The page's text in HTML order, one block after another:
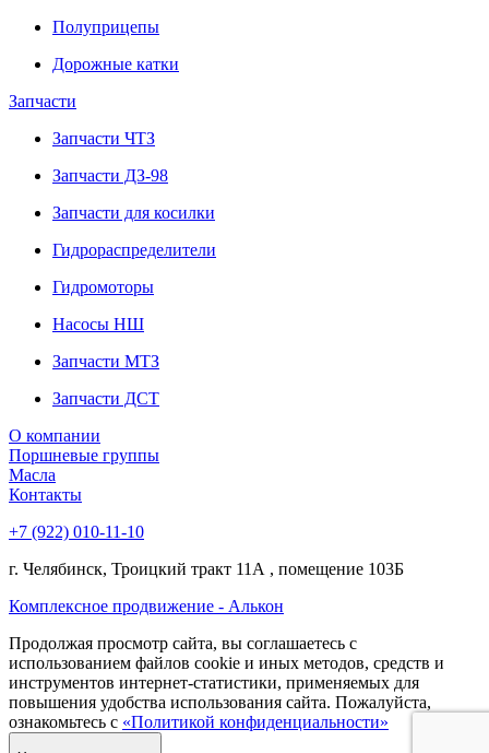
Полуприцепы
Дорожные катки
Запчасти
Запчасти ЧТЗ
Запчасти ДЗ-98
Запчасти для косилки
Гидрораспределители
Гидромоторы
Насосы НШ
Запчасти МТЗ
Запчасти ДСТ
О компании
Поршневые группы
Масла
Контакты
+7 (922) 010-11-10
г. Челябинск, Троицкий тракт 11А , помещение 103Б
Комплексное продвижение - Алькон
Продолжая просмотр сайта, вы соглашаетесь с
использованием файлов cookie и иных методов, средств и
инструментов интернет-статистики, применяемых для
повышения удобства использования сайта. Пожалуйста,
ознакомьтесь с «Политикой конфиденциальности»